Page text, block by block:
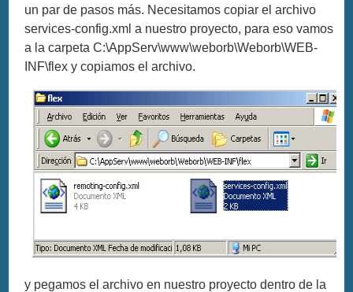
un par de pasos más. Necesitamos copiar el archivo
services-config.xml a nuestro proyecto, para eso vamos
a la carpeta C:\AppServ\www\weborb\Weborb\WEB-
INF\flex y copiamos el archivo.
y pegamos el archivo en nuestro proyecto dentro de la